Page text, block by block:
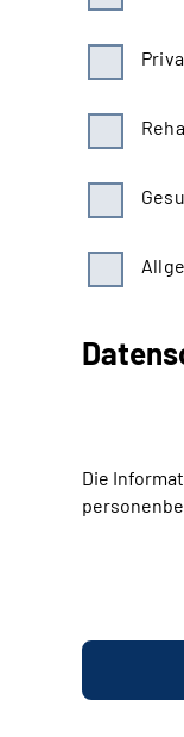
Die